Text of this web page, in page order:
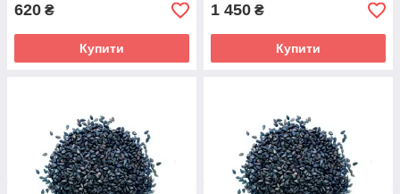
620 ₴
Купити
1 450 ₴
Купити